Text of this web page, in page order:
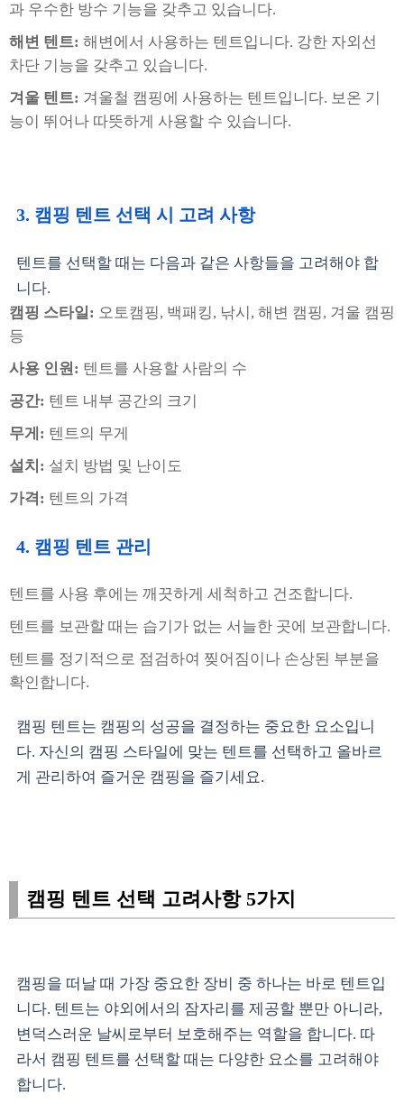
과 우수한 방수 기능을 갖추고 있습니다.
해변 텐트: 해변에서 사용하는 텐트입니다. 강한 자외선
차단 기능을 갖추고 있습니다.
겨울 텐트: 겨울철 캠핑에 사용하는 텐트입니다. 보온 기
능이 뛰어나 따뜻하게 사용할 수 있습니다.
3. 캠핑 텐트 선택 시 고려 사항
텐트를 선택할 때는 다음과 같은 사항들을 고려해야 합
니다.
캠핑 스타일: 오토캠핑, 백패킹, 낚시, 해변 캠핑, 겨울 캠핑
등
사용 인원: 텐트를 사용할 사람의 수
공간: 텐트 내부 공간의 크기
무게: 텐트의 무게
설치: 설치 방법 및 난이도
가격: 텐트의 가격
4. 캠핑 텐트 관리
텐트를 사용 후에는 깨끗하게 세척하고 건조합니다.
텐트를 보관할 때는 습기가 없는 서늘한 곳에 보관합니다.
텐트를 정기적으로 점검하여 찢어짐이나 손상된 부분을
확인합니다.
캠핑 텐트는 캠핑의 성공을 결정하는 중요한 요소입니
다. 자신의 캠핑 스타일에 맞는 텐트를 선택하고 올바르
게 관리하여 즐거운 캠핑을 즐기세요.
캠핑 텐트 선택 고려사항 5가지
캠핑을 떠날 때 가장 중요한 장비 중 하나는 바로 텐트입
니다. 텐트는 야외에서의 잠자리를 제공할 뿐만 아니라,
변덕스러운 날씨로부터 보호해주는 역할을 합니다. 따
라서 캠핑 텐트를 선택할 때는 다양한 요소를 고려해야
합니다.